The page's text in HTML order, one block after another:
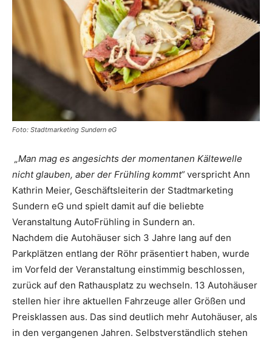
Reiseempfehlungen.
Foto: Stadtmarketing Sundern eG
„Man mag es angesichts der momentanen Kältewelle
nicht glauben, aber der Frühling kommt“verspricht Ann
Kathrin Meier, Geschäftsleiterin der Stadtmarketing
Sundern eG und spielt damit auf die beliebte
Veranstaltung AutoFrühling in Sundern an.
Nachdem die Autohäuser sich 3 Jahre lang auf den
Parkplätzen entlang der Röhr präsentiert haben, wurde
im Vorfeld der Veranstaltung einstimmig beschlossen,
zurück auf den Rathausplatz zu wechseln. 13 Autohäuser
stellen hier ihre aktuellen Fahrzeuge aller Größen und
Preisklassen aus. Das sind deutlich mehr Autohäuser, als
in den vergangenen Jahren. Selbstverständlich stehen